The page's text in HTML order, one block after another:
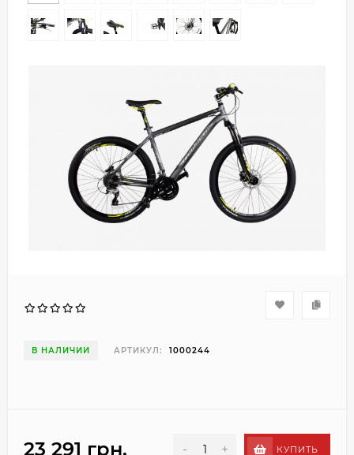
В НАЛИЧИИ АРТИКУЛ: 1000244
23 291 грн. - + КУПИТЬ